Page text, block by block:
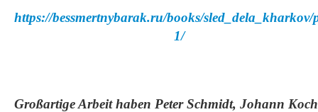
https://bessmertnybarak.ru/books/sled_dela_kharkov/
1/
Großartige Arbeit haben Peter Schmidt, Johann